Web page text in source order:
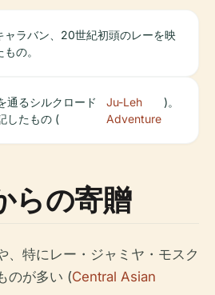
ャラバン、20世紀初頭のレーを映
の。
通るシルクロード
したもの (
Ju-Leh
Adventure
)。
らの寄贈
、特にレー・ジャミヤ・モスク
のが多い (Central Asian